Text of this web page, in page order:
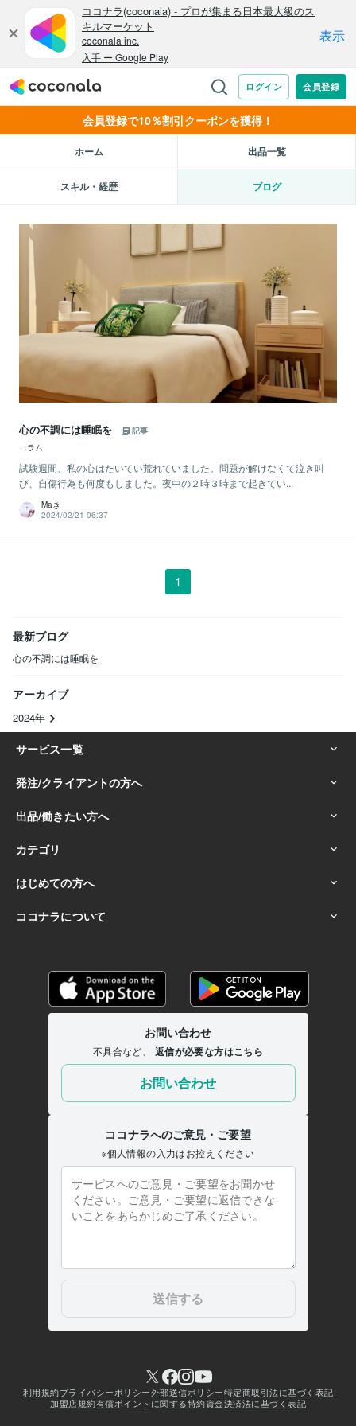
会員登録で10％割引クーポンを獲得！
ホーム 出品一覧
スキル・経歴 ブログ
心の不調には睡眠を
記事
コラム
試験週間、私の心はたいてい荒れていました。問題が解けなくて泣き叫
び、自傷行為も何度もしました。夜中の２時３時まで起きてい...
Maき
2024/02/21 06:37
1
最新ブログ
心の不調には睡眠を
アーカイブ
2024年